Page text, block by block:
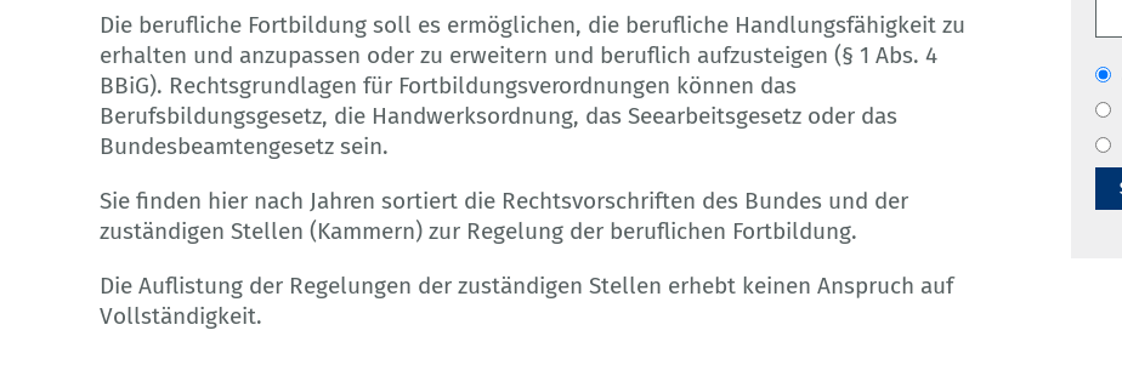
Die berufliche Fortbildung soll es ermöglichen, die berufliche Handlungsfähigkeit zu
erhalten und anzupassen oder zu erweitern und beruflich aufzusteigen (§ 1 Abs. 4
BBiG). Rechtsgrundlagen für Fortbildungsverordnungen können das
Berufsbildungsgesetz, die Handwerksordnung, das Seearbeitsgesetz oder das
Bundesbeamtengesetz sein.
Sie finden hier nach Jahren sortiert die Rechtsvorschriften des Bundes und der
zuständigen Stellen (Kammern) zur Regelung der beruflichen Fortbildung.
Die Auflistung der Regelungen der zuständigen Stellen erhebt keinen Anspruch auf
Vollständigkeit.